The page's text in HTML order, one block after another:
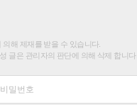
해 제재를 받을 수 있습니다.
글은 관리자의 판단에 의해 삭제 합니다.